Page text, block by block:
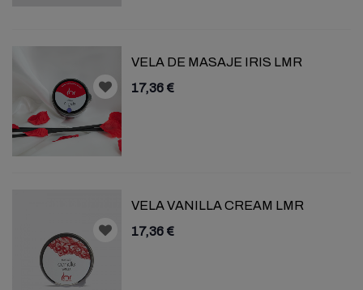
VELA DE MASAJE IRIS LMR
17,36 €
VELA VANILLA CREAM LMR
17,36 €